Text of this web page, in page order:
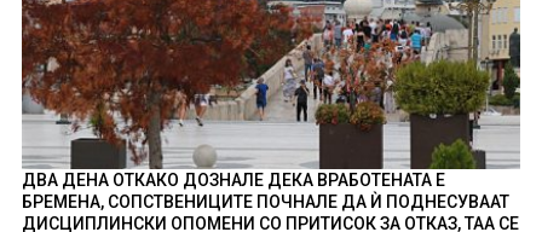
ДВА ДЕНА ОТКАКО ДОЗНАЛЕ ДЕКА ВРАБОТЕНАТА Е
БРЕМЕНА, СОПСТВЕНИЦИТЕ ПОЧНАЛЕ ДА Ѝ ПОДНЕСУВААТ
ДИСЦИПЛИНСКИ ОПОМЕНИ СО ПРИТИСОК ЗА ОТКАЗ, ТАА СЕ